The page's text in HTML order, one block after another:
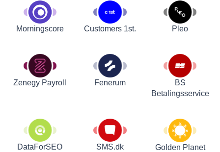
Morningscore Customers 1st. Pleo
Zenegy Payroll Fenerum
BS
Betalingsservice
DataForSEO SMS.dk Golden Planet